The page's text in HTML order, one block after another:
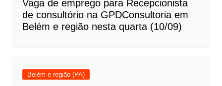
Vaga de emprego para Recepcionista
de consultório na GPDConsultoria em
Belém e região nesta quarta (10/09)
Belém e região (PA)